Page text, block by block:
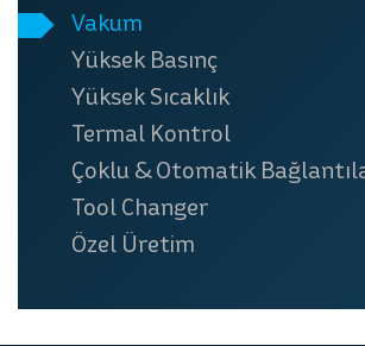
Vakum
Yüksek Basınç
Yüksek Sıcaklık
Termal Kontrol
Çoklu & Otomatik
Tool Changer
Özel Üretim